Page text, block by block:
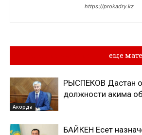
https://prokadry.kz
еще
Акорда
РЫСПЕКОВ Дастан
должности акима
БАЙКЕН Есет